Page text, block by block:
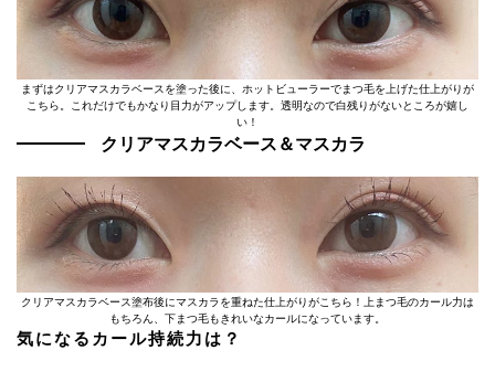
まずはクリアマスカラベースを塗った後に、ホットビューラーでまつ毛を上げた仕上がりが
こちら。これだけでもかなり目力がアップします。透明なので白残りがないところが嬉し
い！
クリアマスカラベース＆マスカラ
クリアマスカラベース塗布後にマスカラを重ねた仕上がりがこちら！上まつ毛のカール力は
もちろん、下まつ毛もきれいなカールになっています。
気になるカール持続力は？